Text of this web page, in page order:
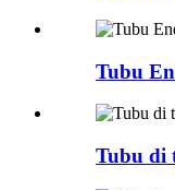
Tubu
Tubu di